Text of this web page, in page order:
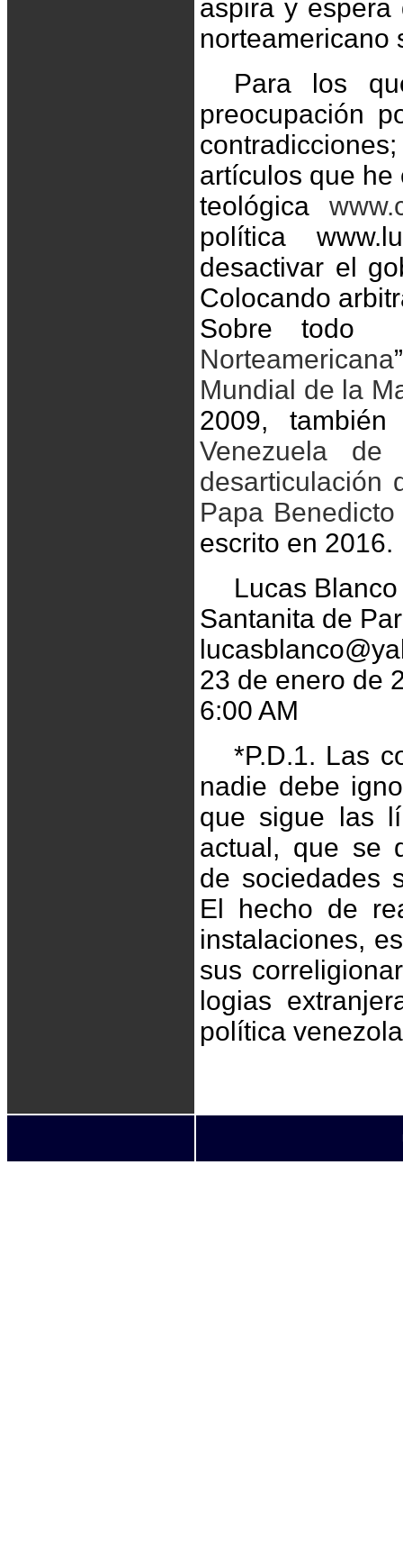
aspira y espera
norteamericano
Para los
preocupación
artículos que he
teológica
política
desactivar el
Colocando
Sobre todo
Norteamericana
Mundial de la
2009, también
Venezuela de
desarticulación
Papa
escrito en 2016.
Lucas
Santanita de
23 de enero de
6:00 AM
*P.D.1. Las
nadie debe
que sigue las
actual, que se
de sociedades
El hecho de
instalaciones,
sus
logias
política